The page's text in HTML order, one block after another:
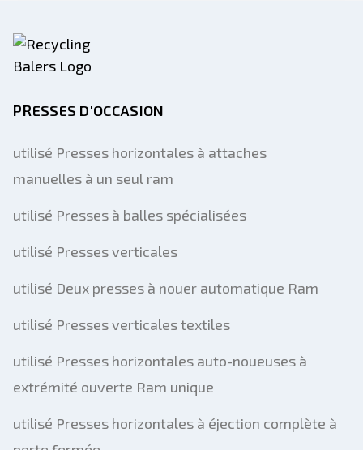
PRESSES D'OCCASION
utilisé Presses horizontales à attaches
manuelles à un seul ram
utilisé Presses à balles spécialisées
utilisé Presses verticales
utilisé Deux presses à nouer automatique Ram
utilisé Presses verticales textiles
utilisé Presses horizontales auto-noueuses à
extrémité ouverte Ram unique
utilisé Presses horizontales à éjection complète à